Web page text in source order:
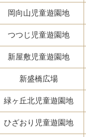
岡向山児童遊園地
つつじ児童遊園地
新屋敷児童遊園地
新盛橋広場
緑ヶ丘北児童遊園地
ひざおり児童遊園地